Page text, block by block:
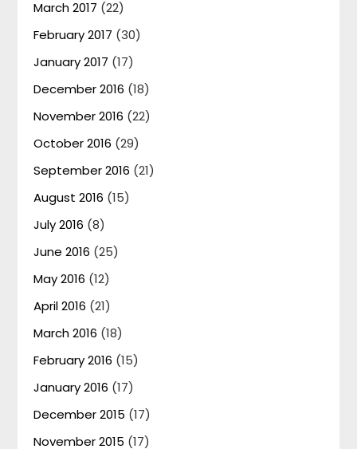
March 2017 (22)
February 2017 (30)
January 2017 (17)
December 2016 (18)
November 2016 (22)
October 2016 (29)
September 2016 (21)
August 2016 (15)
July 2016 (8)
June 2016 (25)
May 2016 (12)
April 2016 (21)
March 2016 (18)
February 2016 (15)
January 2016 (17)
December 2015 (17)
November 2015 (17)